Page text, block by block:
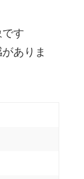
す
ありま